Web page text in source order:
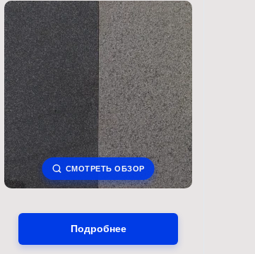
СМОТРЕТЬ ОБЗОР
Подробнее